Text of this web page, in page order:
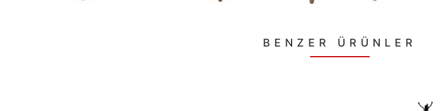
BENZER ÜRÜNLER